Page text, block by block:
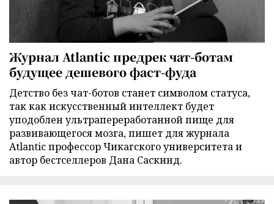
Журнал Atlantic предрек чат-ботам
будущее дешевого фаст-фуда
Детство без чат-ботов станет символом статуса,
так как искусственный интеллект будет
уподоблен ультрапереработанной пище для
развивающегося мозга, пишет для журнала
Atlantic профессор Чикагского университета и
автор бестселлеров Дана Саскинд.